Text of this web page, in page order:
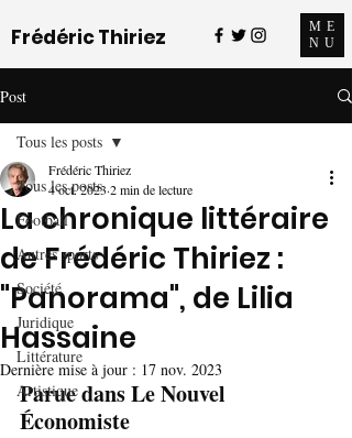
Frédéric Thiriez
ME
NU
Post
Tous les posts
Football
Autres sports
Société
Juridique
Littérature
Artistique
Tous les posts
La chronique littéraire
de Frédéric Thiriez :
"Panorama", de Lilia
Hassaine
Frédéric Thiriez
4 oct. 2023 2 min de lecture
Dernière mise à jour : 17 nov. 2023
Parue dans Le Nouvel
Économiste